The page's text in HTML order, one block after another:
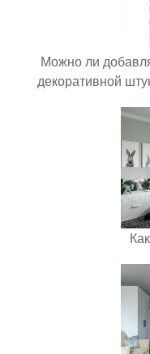
Можно ли
декоративной